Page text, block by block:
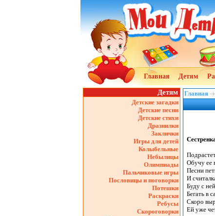
Главная Детям
Детям
Детские загадки
Детские песни
Детские стихи
Дразнилки
Заклички
Игры для детей
Колыбельные
Небылицы
Олимпиады
Пальчиковые игры
Пословицы и поговорки
Потешки
Раскраски
Ребусы
Скороговорки
Главная